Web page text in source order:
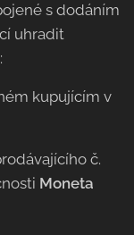
s dodáním
uhradit
kupujícím v
č.
Moneta